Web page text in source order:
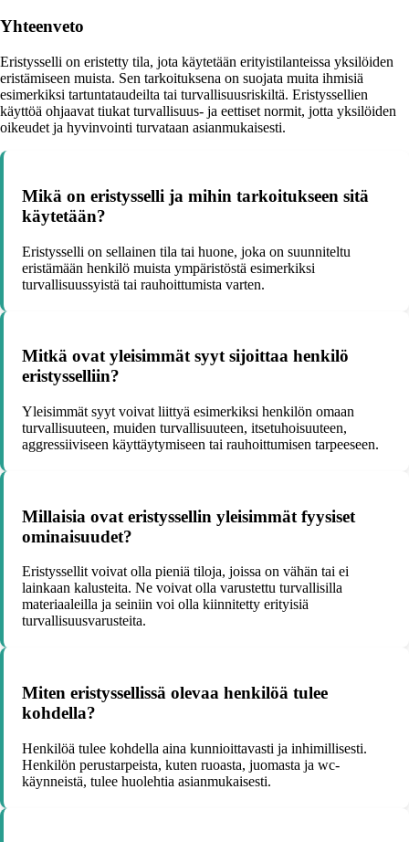
Yhteenveto
Eristysselli on eristetty tila, jota käytetään erityistilanteissa yksilöiden
eristämiseen muista. Sen tarkoituksena on suojata muita ihmisiä
esimerkiksi tartuntataudeilta tai turvallisuusriskiltä. Eristyssellien
käyttöä ohjaavat tiukat turvallisuus- ja eettiset normit, jotta yksilöiden
oikeudet ja hyvinvointi turvataan asianmukaisesti.
Mikä on eristysselli ja mihin tarkoitukseen sitä
käytetään?
Eristysselli on sellainen tila tai huone, joka on suunniteltu
eristämään henkilö muista ympäristöstä esimerkiksi
turvallisuussyistä tai rauhoittumista varten.
Mitkä ovat yleisimmät syyt sijoittaa henkilö
eristysselliin?
Yleisimmät syyt voivat liittyä esimerkiksi henkilön omaan
turvallisuuteen, muiden turvallisuuteen, itsetuhoisuuteen,
aggressiiviseen käyttäytymiseen tai rauhoittumisen tarpeeseen.
Millaisia ovat eristyssellin yleisimmät fyysiset
ominaisuudet?
Eristyssellit voivat olla pieniä tiloja, joissa on vähän tai ei
lainkaan kalusteita. Ne voivat olla varustettu turvallisilla
materiaaleilla ja seiniin voi olla kiinnitetty erityisiä
turvallisuusvarusteita.
Miten eristyssellissä olevaa henkilöä tulee
kohdella?
Henkilöä tulee kohdella aina kunnioittavasti ja inhimillisesti.
Henkilön perustarpeista, kuten ruoasta, juomasta ja wc-
käynneistä, tulee huolehtia asianmukaisesti.